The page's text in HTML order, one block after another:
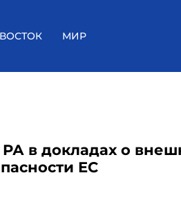
МИР
в докладах о
ЕС